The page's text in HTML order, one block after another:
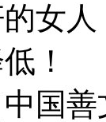
女人
！
国